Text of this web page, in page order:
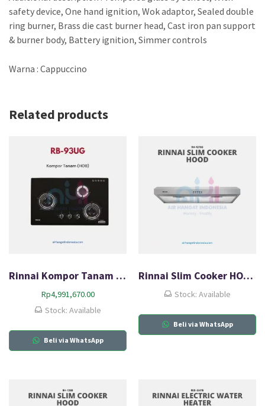
safety device, One hand ignition, Wok adaptor, Sealed double
ring burner, Brass die cast burner head, Cast iron pan support
& burner body, Battery ignition, Simmer controls
Warna : Cappuccino
Related products
Rinnai Kompor Tanam Gas (HOB) RB-93UG
Rp4,991,670.00
Stock: Available
Beli via WhatsApp
Rinnai Slim Cooker HOOD RH-127SS
Stock: Available
Beli via WhatsApp